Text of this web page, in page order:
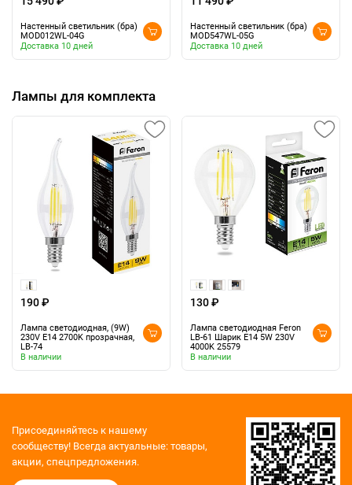
Настенный светильник (бра)
MOD012WL-04G
Доставка 10 дней
Настенный светильник (бра)
MOD547WL-05G
Доставка 10 дней
Лампы для комплекта
190 ₽
Лампа светодиодная, (9W)
230V E14 2700K прозрачная,
LB-74
В наличии
130 ₽
Лампа светодиодная Feron
LB-61 Шарик E14 5W 230V
4000K 25579
В наличии
Присоединяйтесь к нашему
сообществу! Всегда актуальные: товары,
акции, спецпредложения.